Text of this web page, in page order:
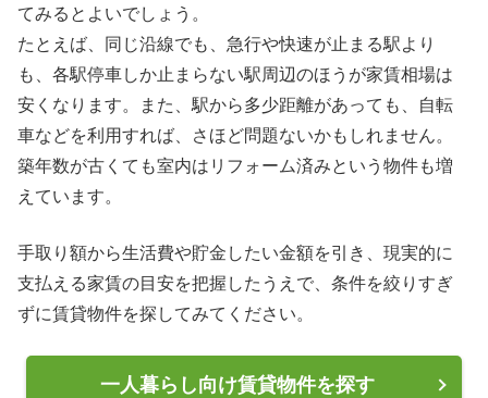
てみるとよいでしょう。
たとえば、同じ沿線でも、急行や快速が止まる駅より
も、各駅停車しか止まらない駅周辺のほうが家賃相場は
安くなります。また、駅から多少距離があっても、自転
車などを利用すれば、さほど問題ないかもしれません。
築年数が古くても室内はリフォーム済みという物件も増
えています。
手取り額から生活費や貯金したい金額を引き、現実的に
支払える家賃の目安を把握したうえで、条件を絞りすぎ
ずに賃貸物件を探してみてください。
一人暮らし向け賃貸物件を探す